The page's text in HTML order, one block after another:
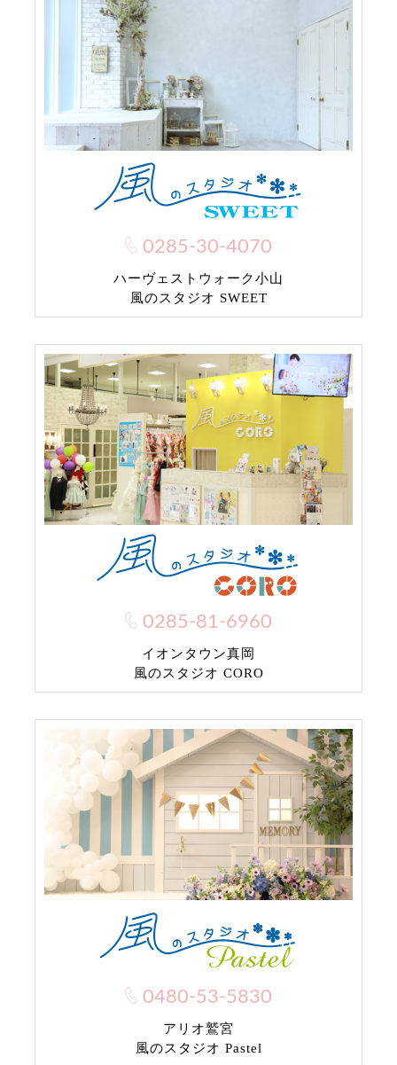
0285-30-4070
ハーヴェストウォーク小山
風のスタジオ SWEET
0285-81-6960
イオンタウン真岡
風のスタジオ CORO
0480-53-5830
アリオ鷲宮
風のスタジオ Pastel